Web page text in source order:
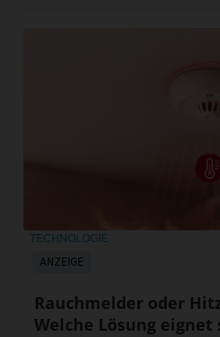
ANZEIGE
TECHNOLOGIE
Rauchmelder oder
Welche Lösung eignet